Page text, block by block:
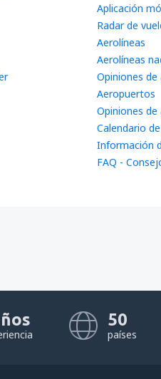
Aplicación
Radar de
Aerolíneas
Aerolíneas
Opiniones de
Aeropuertos
Opiniones
Calendario
Información
FAQ -
50
países